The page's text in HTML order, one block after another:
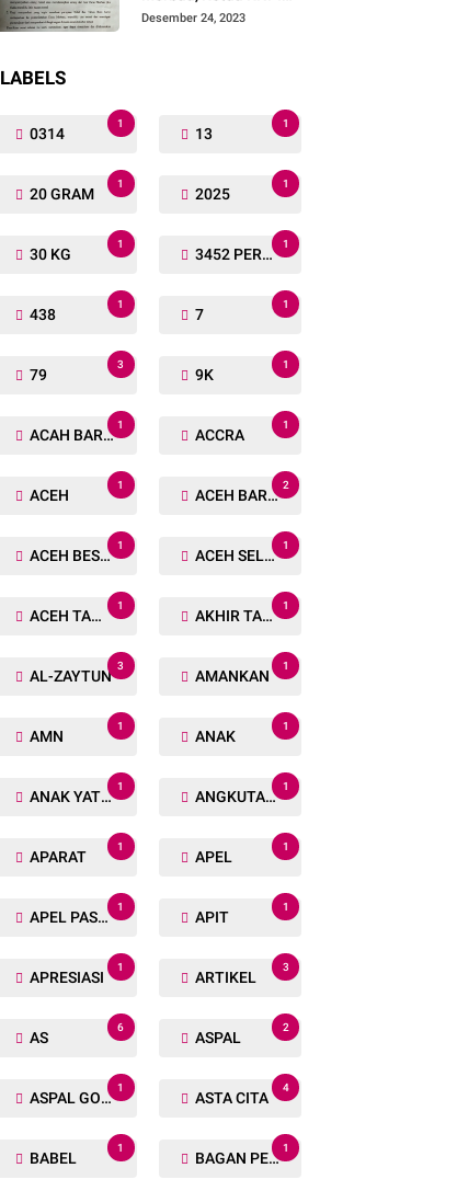
Riau: "Periksa, Tangkap
Desember 24, 2023
LABELS
0314
1
13
1
20 GRAM
1
2025
1
30 KG
1
3452 PERSONIL
1
438
1
7
1
79
3
9K
1
ACAH BARAT
1
ACCRA
1
ACEH
1
ACEH BARAT
2
ACEH BESAR
1
ACEH SELATAN
1
ACEH TAMIANG
1
AKHIR TAHUN
1
AL-ZAYTUN
3
AMANKAN
1
AMN
1
ANAK
1
ANAK YATIM
1
ANGKUTAN TRANSPORTASI
1
APARAT
1
APEL
1
APEL PASUKAN
1
APIT
1
APRESIASI
1
ARTIKEL
3
AS
6
ASPAL
2
ASPAL GORENG
1
ASTA CITA
4
BABEL
1
BAGAN PETE
1